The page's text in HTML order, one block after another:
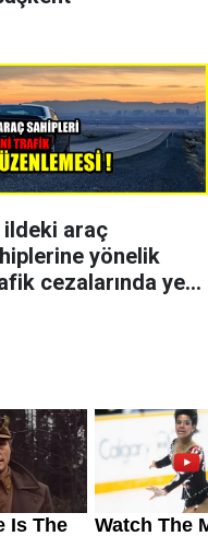
ildeki araç
yönelik
cezalarında yeni